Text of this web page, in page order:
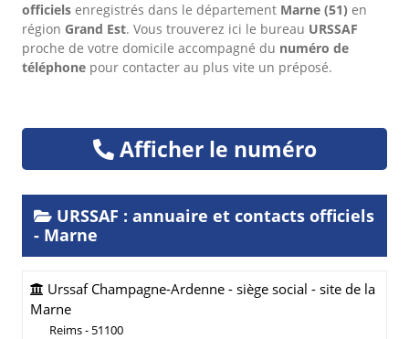
officiels enregistrés dans le département Marne (51) en
région Grand Est. Vous trouverez ici le bureau URSSAF
proche de votre domicile accompagné du numéro de
téléphone pour contacter au plus vite un préposé.
Afficher le numéro
URSSAF : annuaire et contacts officiels
- Marne
Urssaf Champagne-Ardenne - siège social - site de la
Marne
Reims - 51100